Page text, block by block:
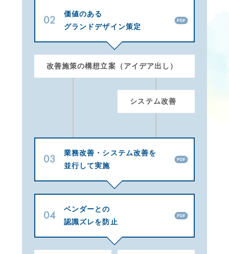
02
価値のある
グランドデザイン策定
PDF
改善施策の構想立案（アイデア出し）
システム改善
03
業務改善・システム改善を
並行して実施
PDF
04
ベンダーとの
認識ズレを防止
PDF